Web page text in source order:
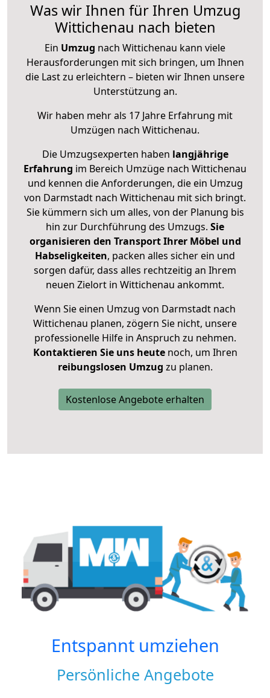
Was wir Ihnen für Ihren Umzug
Wittichenau nach bieten
Ein Umzug nach Wittichenau kann viele
Herausforderungen mit sich bringen, um Ihnen
die Last zu erleichtern – bieten wir Ihnen unsere
Unterstützung an.
Wir haben mehr als 17 Jahre Erfahrung mit
Umzügen nach Wittichenau.
Die Umzugsexperten haben langjährige
Erfahrung im Bereich Umzüge nach Wittichenau
und kennen die Anforderungen, die ein Umzug
von Darmstadt nach Wittichenau mit sich bringt.
Sie kümmern sich um alles, von der Planung bis
hin zur Durchführung des Umzugs. Sie
organisieren den Transport Ihrer Möbel und
Habseligkeiten, packen alles sicher ein und
sorgen dafür, dass alles rechtzeitig an Ihrem
neuen Zielort in Wittichenau ankommt.
Wenn Sie einen Umzug von Darmstadt nach
Wittichenau planen, zögern Sie nicht, unsere
professionelle Hilfe in Anspruch zu nehmen.
Kontaktieren Sie uns heutenoch, um Ihren
reibungslosen Umzug zu planen.
Kostenlose Angebote erhalten
Entspannt umziehen
Persönliche Angebote